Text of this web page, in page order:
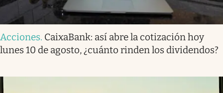
Acciones. CaixaBank: así abre la cotización hoy
lunes 10 de agosto, ¿cuánto rinden los dividendos?